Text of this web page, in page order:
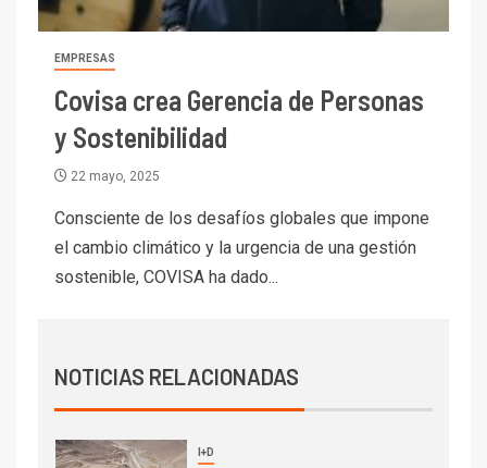
EMPRESAS
Covisa crea Gerencia de Personas
y Sostenibilidad
22 mayo, 2025
Consciente de los desafíos globales que impone
el cambio climático y la urgencia de una gestión
sostenible, COVISA ha dado...
NOTICIAS RELACIONADAS
7
Codelco reporta Ebitda de US$
6.670 millones y mejora sus
indicadores financieros
Codelco Ventanas prueba
camión 100% eléctrico para
transportar cátodos al Puerto
de San Antonio
Producción minera en mayo de
2026 cae 10,6%
3 I+D